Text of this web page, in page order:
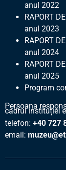
anul 2022
RAPORT
anul 2023
RAPORT
anul 2024
RAPORT
anul 2025
Program
Persoana
cadrul instituției
telefon: +40 727
email: